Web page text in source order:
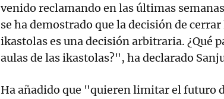
venido reclamando en las últimas
se ha demostrado que la decisión de cerrar
ikastolas es una decisión arbitraria. ¿Qué
aulas de las ikastolas?", ha declarado
Ha añadido que "quieren limitar el futuro